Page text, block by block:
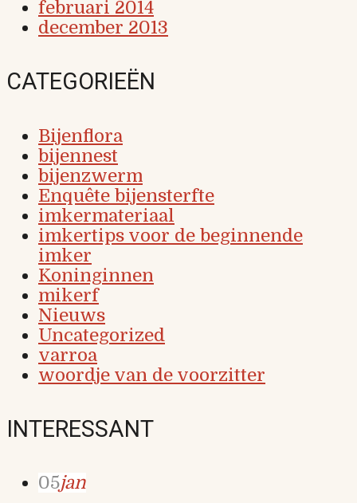
februari 2014
december 2013
CATEGORIEËN
Bijenflora
bijennest
bijenzwerm
Enquête bijensterfte
imkermateriaal
imkertips voor de beginnende
imker
Koninginnen
mikerf
Nieuws
Uncategorized
varroa
woordje van de voorzitter
INTERESSANT
05jan